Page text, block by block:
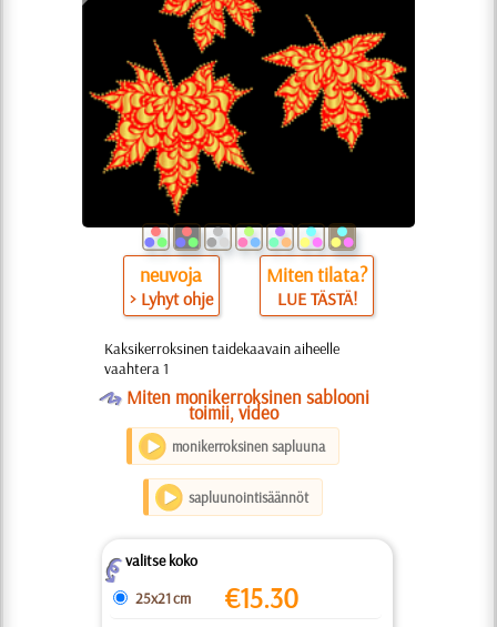
neuvoja
> Lyhyt ohje
Miten tilata?
LUE TÄSTÄ!
Kaksikerroksinen taidekaavain aiheelle
vaahtera 1
OMiten monikerroksinen sablooni
toimii, video
monikerroksinen sapluuna
sapluunointisäännöt
Zvalitse koko
25x21 cm
€15.30